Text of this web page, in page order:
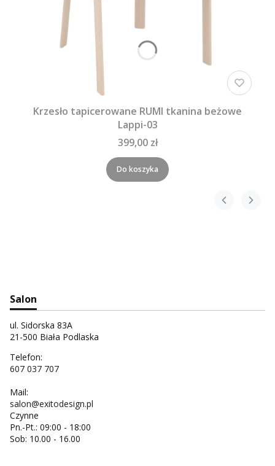
Krzesło tapicerowane RUMI tkanina beżowe
Lappi-03
399,00 zł
Do koszyka
Salon
ul. Sidorska 83A
21-500 Biała Podlaska
Telefon:
607 037 707
Mail:
salon@exitodesign.pl
Czynne
Pn.-Pt.: 09:00 - 18:00
Sob: 10.00 - 16.00